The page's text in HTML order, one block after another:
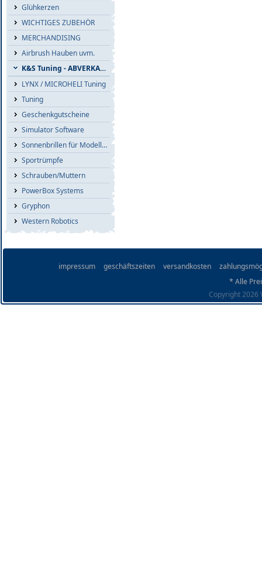
Glühkerzen
WICHTIGES ZUBEHÖR
MERCHANDISING
Airbrush Hauben uvm.
K&S Tuning - ABVERKAUF
LYNX / MICROHELI Tuning
Tuning
Geschenkgutscheine
Simulator Software
Sonnenbrillen für Modellflieger
Sportrümpfe
Schrauben/Muttern
PowerBox Systems
Gryphon
Western Robotics
impressum geschäftszeiten versandkosten
* Alle
Copyright 2026